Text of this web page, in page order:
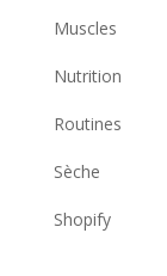
Muscles
Nutrition
Routines
Sèche
Shopify